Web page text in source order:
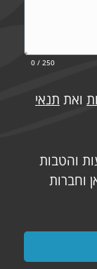
0 / 250
ואת תנאי
והטבות
וחברות